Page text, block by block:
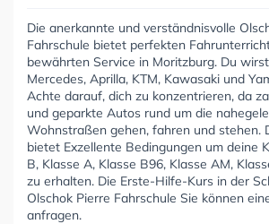
Die anerkannte und verständnisvolle
Fahrschule bietet perfekten
bewährten Service in Moritzburg. Du
Mercedes, Aprilla, KTM, Kawasaki und
Achte darauf, dich zu konzentrieren, da
und geparkte Autos rund um die
Wohnstraßen gehen, fahren und stehen.
bietet Exzellente Bedingungen um deine
B, Klasse A, Klasse B96, Klasse AM,
zu erhalten. Die Erste-Hilfe-Kurs in der
Olschok Pierre Fahrschule Sie können
anfragen.